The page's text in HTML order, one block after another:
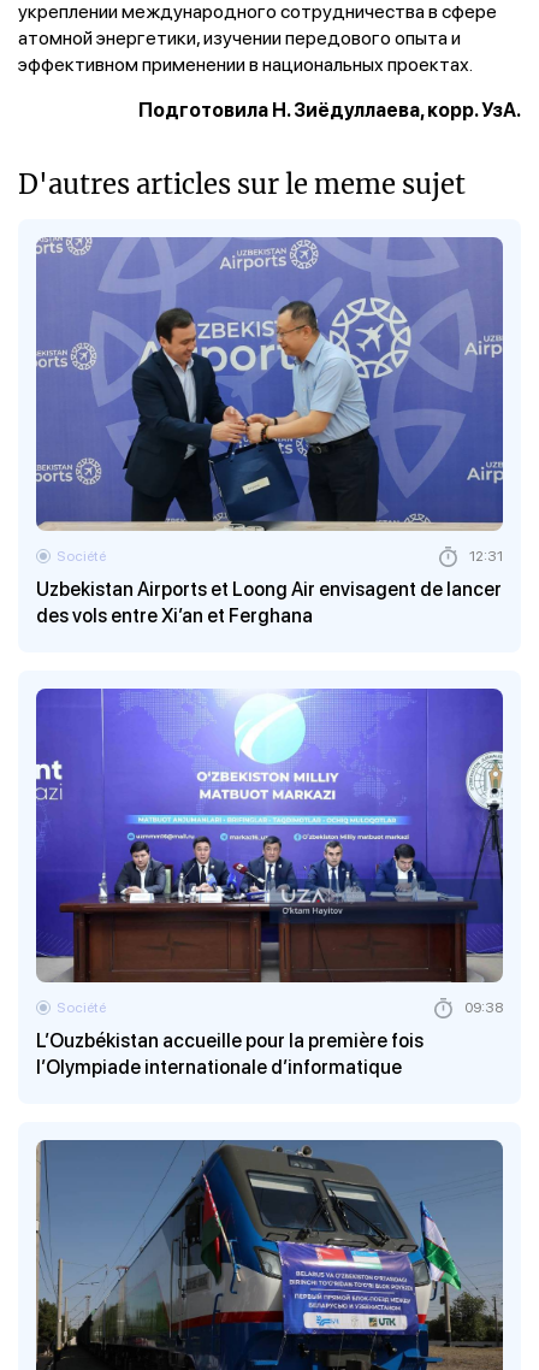
укреплении международного сотрудничества в сфере
атомной энергетики, изучении передового опыта и
эффективном применении в национальных проектах.
Подготовила Н. Зиёдуллаева, корр. УзА.
D'autres articles sur le meme sujet
Uzbekistan Airports et Loong Air envisagent de lancer
des vols entre Xi’an et Ferghana
Société 12:31
L’Ouzbékistan accueille pour la première fois
l’Olympiade internationale d’informatique
Société 09:38